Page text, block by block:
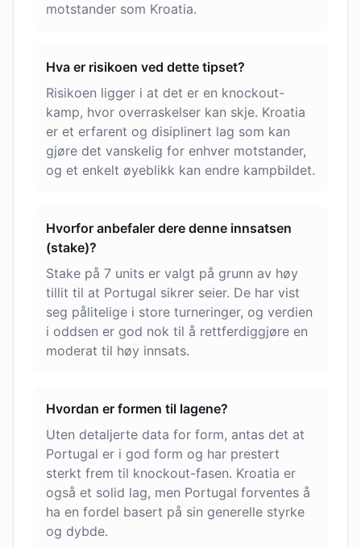
motstander som Kroatia.
Hva er risikoen ved dette tipset?
Risikoen ligger i at det er en knockout-
kamp, hvor overraskelser kan skje. Kroatia
er et erfarent og disiplinert lag som kan
gjøre det vanskelig for enhver motstander,
og et enkelt øyeblikk kan endre kampbildet.
Hvorfor anbefaler dere denne innsatsen
(stake)?
Stake på 7 units er valgt på grunn av høy
tillit til at Portugal sikrer seier. De har vist
seg pålitelige i store turneringer, og verdien
i oddsen er god nok til å rettferdiggjøre en
moderat til høy innsats.
Hvordan er formen til lagene?
Uten detaljerte data for form, antas det at
Portugal er i god form og har prestert
sterkt frem til knockout-fasen. Kroatia er
også et solid lag, men Portugal forventes å
ha en fordel basert på sin generelle styrke
og dybde.